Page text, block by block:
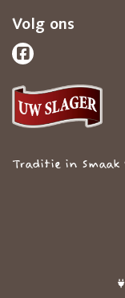
Volg ons
Traditie in Smaak